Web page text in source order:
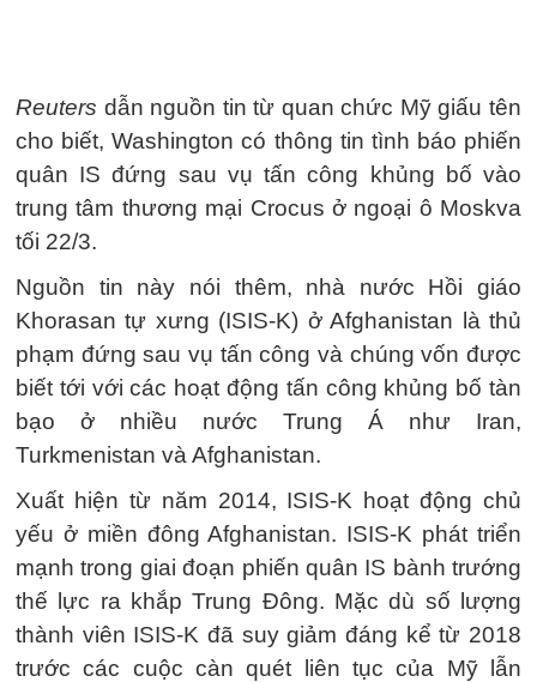
Reuters dẫn nguồn tin từ quan chức Mỹ giấu tên
cho biết, Washington có thông tin tình báo phiến
quân IS đứng sau vụ tấn công khủng bố vào
trung tâm thương mại Crocus ở ngoại ô Moskva
tối 22/3.
Nguồn tin này nói thêm, nhà nước Hồi giáo
Khorasan tự xưng (ISIS-K) ở Afghanistan là thủ
phạm đứng sau vụ tấn công và chúng vốn được
biết tới với các hoạt động tấn công khủng bố tàn
bạo ở nhiều nước Trung Á như Iran,
Turkmenistan và Afghanistan.
Xuất hiện từ năm 2014, ISIS-K hoạt động chủ
yếu ở miền đông Afghanistan. ISIS-K phát triển
mạnh trong giai đoạn phiến quân IS bành trướng
thế lực ra khắp Trung Đông. Mặc dù số lượng
thành viên ISIS-K đã suy giảm đáng kể từ 2018
trước các cuộc càn quét liên tục của Mỹ lẫn